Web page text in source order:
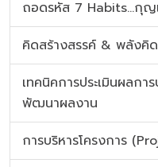
ถอดรหัส 7 Habits...กุญ
คิดสร้างสรรค์ & พลังคิด
เทคนิคการประเมินผลก
พัฒนาผลงาน
การบริหารโครงการ